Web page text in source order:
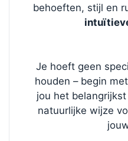
behoeften, stijl en
Je hoeft geen
houden – begin
jou het
natuurlijke wijze